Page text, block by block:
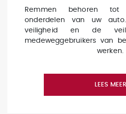
Remmen behoren tot
onderdelen van uw
veiligheid en de
medeweggebruikers van
werken.
LEES MEER